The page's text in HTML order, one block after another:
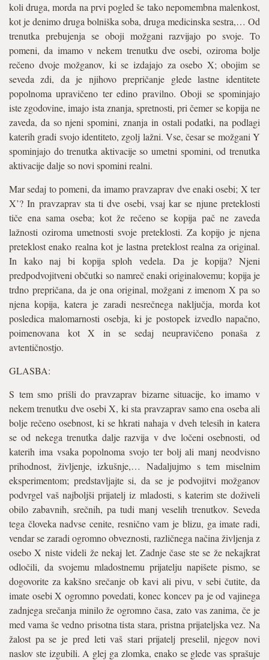
koli druga, morda na prvi pogled še tako nepomembna malenkost,
kot je denimo druga bolniška soba, druga medicinska sestra,… Od
trenutka prebujenja se oboji možgani razvijajo po svoje. To
pomeni, da imamo v nekem trenutku dve osebi, oziroma bolje
rečeno dvoje možganov, ki se izdajajo za osebo X; obojim se
seveda zdi, da je njihovo prepričanje glede lastne identitete
popolnoma upravičeno ter edino pravilno. Oboji se spominjajo
iste zgodovine, imajo ista znanja, spretnosti, pri čemer se kopija ne
zaveda, da so njeni spomini, znanja in ostali podatki, na podlagi
katerih gradi svojo identiteto, zgolj lažni. Vse, česar se možgani Y
spominjajo do trenutka aktivacije so umetni spomini, od trenutka
aktivacije dalje so novi spomini realni.
Mar sedaj to pomeni, da imamo pravzaprav dve enaki osebi; X ter
X’? In pravzaprav sta ti dve osebi, vsaj kar se njune preteklosti
tiče ena sama oseba; kot že rečeno se kopija pač ne zaveda
lažnosti oziroma umetnosti svoje preteklosti. Za kopijo je njena
preteklost enako realna kot je lastna preteklost realna za original.
In kako naj bi kopija sploh vedela. Da je kopija? Njeni
predpodvojitveni občutki so namreč enaki originalovemu; kopija je
trdno prepričana, da je ona original, možgani z imenom X pa so
njena kopija, katera je zaradi nesrečnega naključja, morda kot
posledica malomarnosti osebja, ki je postopek izvedlo napačno,
poimenovana kot X in se sedaj neupravičeno ponaša z
avtentičnostjo.
GLASBA:
S tem smo prišli do pravzaprav bizarne situacije, ko imamo v
nekem trenutku dve osebi X, ki sta pravzaprav samo ena oseba ali
bolje rečeno osebnost, ki se hkrati nahaja v dveh telesih in katera
se od nekega trenutka dalje razvija v dve ločeni osebnosti, od
katerih ima vsaka popolnoma svojo ter bolj ali manj neodvisno
prihodnost, življenje, izkušnje,… Nadaljujmo s tem miselnim
eksperimentom; predstavljajte si, da se je podvojitvi možganov
podvrgel vaš najboljši prijatelj iz mladosti, s katerim ste doživeli
obilo zabavnih, srečnih, pa tudi manj veselih trenutkov. Seveda
tega človeka nadvse cenite, resnično vam je blizu, ga imate radi,
vendar se zaradi ogromno obveznosti, različnega načina življenja z
osebo X niste videli že nekaj let. Zadnje čase ste se že nekajkrat
odločili, da svojemu mladostnemu prijatelju napišete pismo, se
dogovorite za kakšno srečanje ob kavi ali pivu, v sebi čutite, da
imate osebi X ogromno povedati, konec koncev pa je od vajinega
zadnjega srečanja minilo že ogromno časa, zato vas zanima, če je
med vama še vedno prisotna tista stara, pristna prijateljska vez. Na
žalost pa se je pred leti vaš stari prijatelj preselil, njegov novi
naslov ste izgubili. A glej ga zlomka, enako se glede vas sprašuje